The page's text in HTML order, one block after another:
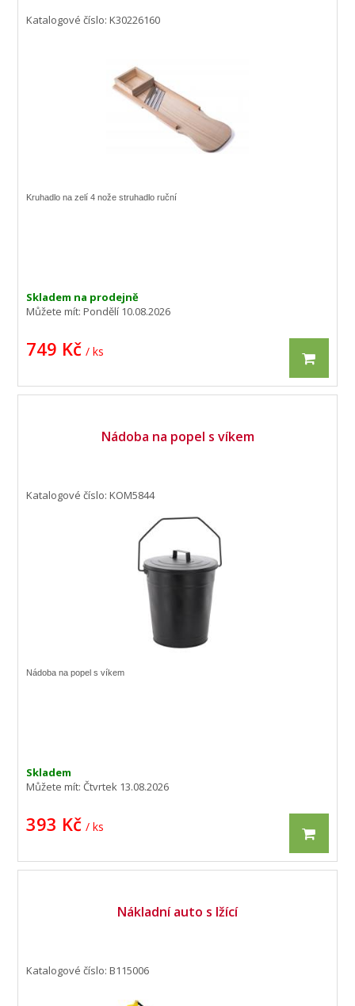
Katalogové číslo: K30226160
Skladem na prodejně
Můžete mít:Pondělí 10.08.2026
749 Kč / ks
Kruhadlo na zelí 4 nože struhadlo ruční
Nádoba na popel s víkem
Katalogové číslo: KOM5844
Skladem
Můžete mít:Čtvrtek 13.08.2026
393 Kč / ks
Nádoba na popel s víkem
Nákladní auto s lžící
Katalogové číslo: B115006